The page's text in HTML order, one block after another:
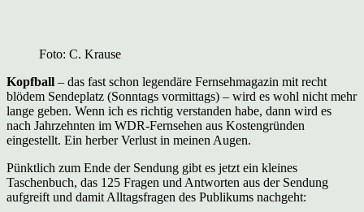
Foto: C. Krause
Kopfball – das fast schon legendäre Fernsehmagazin mit recht
blödem Sendeplatz (Sonntags vormittags) – wird es wohl nicht mehr
lange geben. Wenn ich es richtig verstanden habe, dann wird es
nach Jahrzehnten im WDR-Fernsehen aus Kostengründen
eingestellt. Ein herber Verlust in meinen Augen.
Pünktlich zum Ende der Sendung gibt es jetzt ein kleines
Taschenbuch, das 125 Fragen und Antworten aus der Sendung
aufgreift und damit Alltagsfragen des Publikums nachgeht: